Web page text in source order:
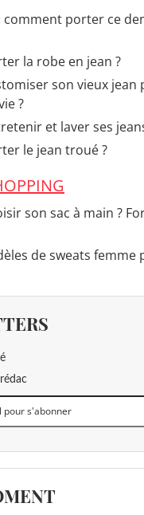
comment porter ce
la robe en jean ?
son vieux
?
et laver ses
le jean troué ?
son sac à main ?
de sweats femme